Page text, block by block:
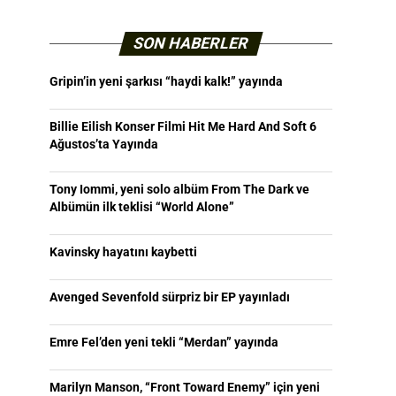
SON HABERLER
Gripin’in yeni şarkısı “haydi kalk!” yayında
Billie Eilish Konser Filmi Hit Me Hard And Soft 6
Ağustos’ta Yayında
Tony Iommi, yeni solo albüm From The Dark ve
Albümün ilk teklisi “World Alone”
Kavinsky hayatını kaybetti
Avenged Sevenfold sürpriz bir EP yayınladı
Emre Fel’den yeni tekli “Merdan” yayında
Marilyn Manson, “Front Toward Enemy” için yeni